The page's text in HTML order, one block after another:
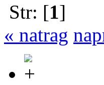
Str: [1]
« natrag